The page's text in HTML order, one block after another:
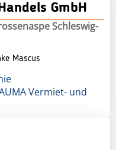
GmbH
Schleswig-
Mascus
Vermiet- und